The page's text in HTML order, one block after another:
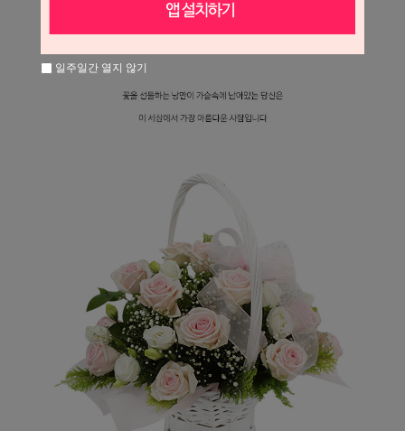
일주일간 열지 않기